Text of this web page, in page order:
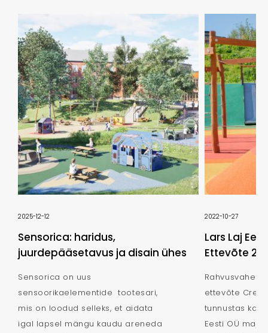
2025-12-12
Sensorica: haridus,
juurdepääsetavus ja disain ühes
Sensorica on uus
sensoorikaelementide tootesari,
mis on loodud selleks, et aidata
igal lapsel mängu kaudu areneda
2022-10-27
Lars Laj
Ettevõte
ettevõte
tunnustas ka
Eesti OÜ